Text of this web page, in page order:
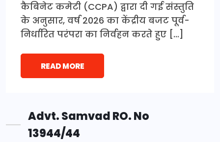
कैबिनेट कमेटी (CCPA) द्वारा दी गई संस्तुति
के अनुसार, वर्ष 2026 का केंद्रीय बजट पूर्व-
निर्धारित परंपरा का निर्वहन करते हुए […]
READ MORE
Advt. Samvad RO. No
13944/44